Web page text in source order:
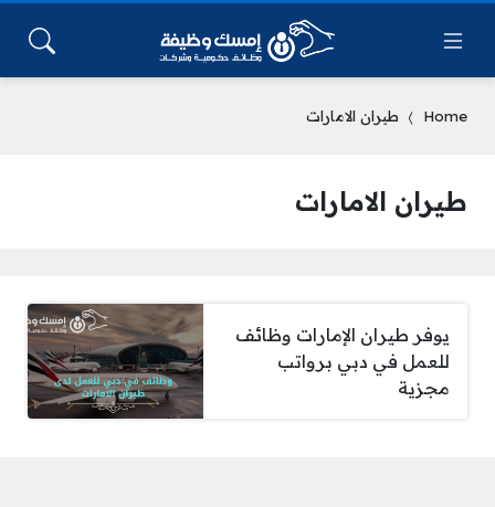
Home طيران الامارات
طيران الامارات
يوفر طيران الإمارات وظائف
للعمل في دبي برواتب
مجزية